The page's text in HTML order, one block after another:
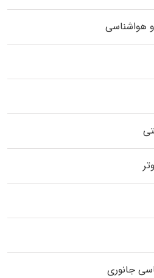
هواشناسی
جانوری